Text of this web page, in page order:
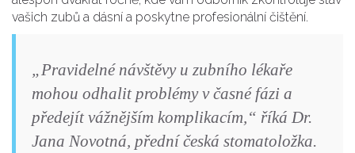
vašich zubů a dásní a poskytne profesionální čištění.
„Pravidelné návštěvy u zubního lékaře
mohou odhalit problémy v časné fázi a
předejít vážnějším komplikacím,“ říká Dr.
Jana Novotná, přední česká stomatoložka.